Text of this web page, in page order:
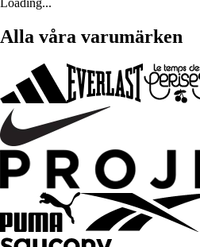
Loading...
Alla våra varumärken